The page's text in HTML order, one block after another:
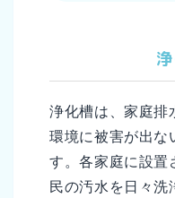
浄化槽は、家庭排
環境に被害が出な
す。各家庭に設置
民の汚水を日々洗